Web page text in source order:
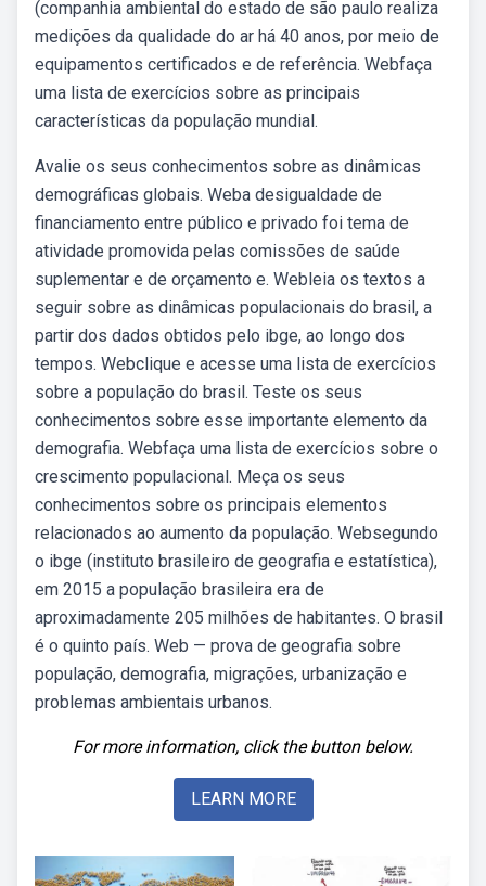
(companhia ambiental do estado de são paulo realiza
medições da qualidade do ar há 40 anos, por meio de
equipamentos certificados e de referência. Webfaça
uma lista de exercícios sobre as principais
características da população mundial.
Avalie os seus conhecimentos sobre as dinâmicas
demográficas globais. Weba desigualdade de
financiamento entre público e privado foi tema de
atividade promovida pelas comissões de saúde
suplementar e de orçamento e. Webleia os textos a
seguir sobre as dinâmicas populacionais do brasil, a
partir dos dados obtidos pelo ibge, ao longo dos
tempos. Webclique e acesse uma lista de exercícios
sobre a população do brasil. Teste os seus
conhecimentos sobre esse importante elemento da
demografia. Webfaça uma lista de exercícios sobre o
crescimento populacional. Meça os seus
conhecimentos sobre os principais elementos
relacionados ao aumento da população. Websegundo
o ibge (instituto brasileiro de geografia e estatística),
em 2015 a população brasileira era de
aproximadamente 205 milhões de habitantes. O brasil
é o quinto país. Web — prova de geografia sobre
população, demografia, migrações, urbanização e
problemas ambientais urbanos.
For more information, click the button below.
LEARN MORE